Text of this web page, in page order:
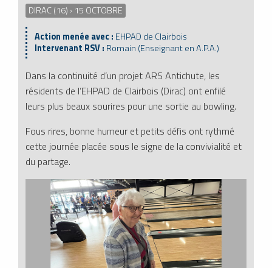
DIRAC (16) › 15 OCTOBRE
Action menée avec : EHPAD de Clairbois
Intervenant RSV : Romain (Enseignant en A.P.A.)
Dans la continuité d’un projet ARS Antichute, les
résidents de l’EHPAD de Clairbois (Dirac) ont enfilé
leurs plus beaux sourires pour une sortie au bowling.
Fous rires, bonne humeur et petits défis ont rythmé
cette journée placée sous le signe de la convivialité et
du partage.